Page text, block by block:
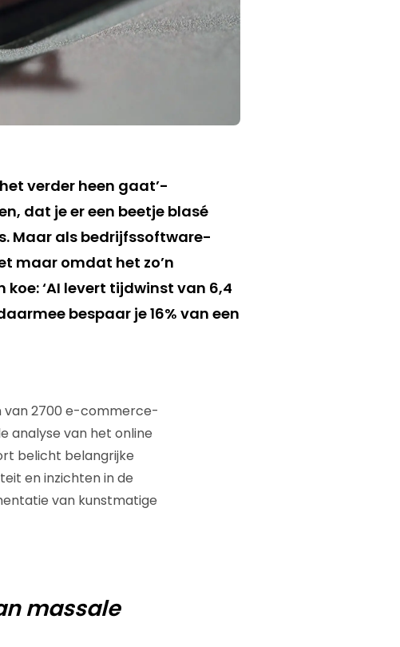
verder heen gaat’-
dat je er een beetje blasé
Maar als bedrijfssoftware-
maar omdat het zo’n
‘AI levert tijdwinst van 6,4
bespaar je 16% van een
2700 e-commerce-
analyse van het online
belicht belangrijke
en inzichten in de
van kunstmatige
massale